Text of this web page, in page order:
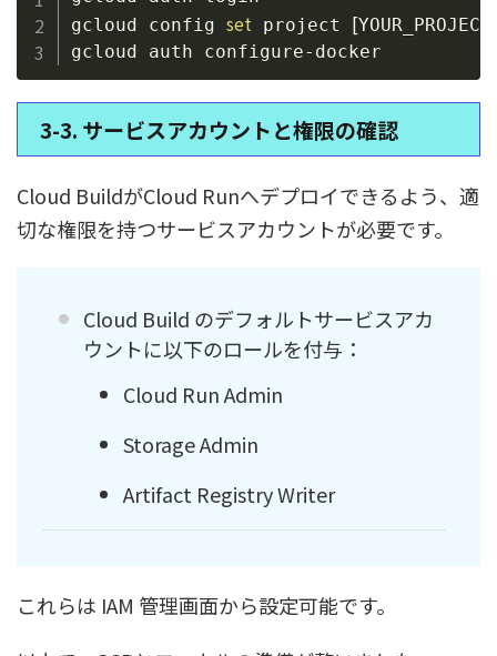
gcloud config set project [
3-3. サービスアカウントと権限の確認
Cloud BuildがCloud Runへデプロイできるよう、適
切な権限を持つサービスアカウントが必要です。
Cloud Build のデフォルトサービスアカ
ウントに以下のロールを付与：
Cloud Run Admin
Storage Admin
Artifact Registry Writer
これらは IAM 管理画面から設定可能です。